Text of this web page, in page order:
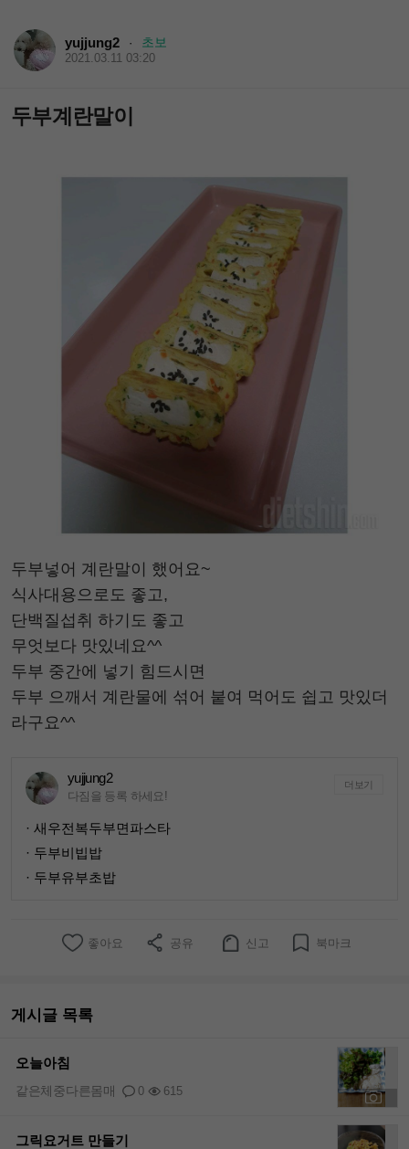
yujjung2 · 초보
2021.03.11 03:20
두부계란말이
두부넣어 계란말이 했어요~
식사대용으로도 좋고,
단백질섭취 하기도 좋고
무엇보다 맛있네요^^
두부 중간에 넣기 힘드시면
두부 으깨서 계란물에 섞어 붙여 먹어도 쉽고 맛있더
라구요^^
yujjung2
다짐을 등록 하세요!
더보기
· 새우전복두부면파스타
· 두부비빕밥
· 두부유부초밥
좋아요 공유 신고 북마크
게시글 목록
오늘아침
0 615
같은체중다른몸매
그릭요거트 만들기